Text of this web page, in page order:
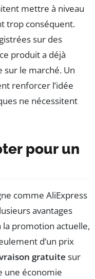
mettre à niveau
trop conséquent.
sur des
produit a déjà
sur le marché. Un
renforcer l’idée
ne nécessitent
pour un
comme AliExpress
avantages
promotion actuelle,
d’un prix
gratuite sur
une économie